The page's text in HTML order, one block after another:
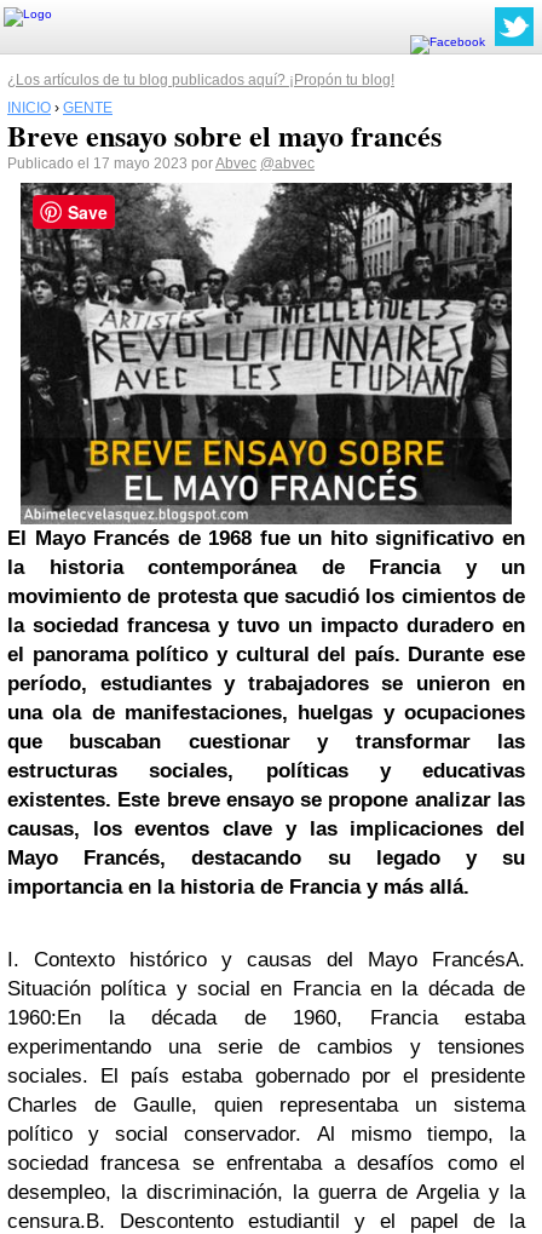
¿Los artículos de tu blog publicados aquí? ¡Propón tu blog!
INICIO › GENTE
Breve ensayo sobre el mayo francés
Publicado el 17 mayo 2023 porAbvec @abvec
El Mayo Francés de 1968 fue un hito significativo en
la historia contemporánea de Francia y un
movimiento de protesta que sacudió los cimientos de
la sociedad francesa y tuvo un impacto duradero en
el panorama político y cultural del país. Durante ese
período, estudiantes y trabajadores se unieron en
una ola de manifestaciones, huelgas y ocupaciones
que buscaban cuestionar y transformar las
estructuras sociales, políticas y educativas
existentes. Este breve ensayo se propone analizar las
causas, los eventos clave y las implicaciones del
Mayo Francés, destacando su legado y su
importancia en la historia de Francia y más allá.
I. Contexto histórico y causas del Mayo FrancésA.
Situación política y social en Francia en la década de
1960:En la década de 1960, Francia estaba
experimentando una serie de cambios y tensiones
sociales. El país estaba gobernado por el presidente
Charles de Gaulle, quien representaba un sistema
político y social conservador. Al mismo tiempo, la
sociedad francesa se enfrentaba a desafíos como el
desempleo, la discriminación, la guerra de Argelia y la
censura.B. Descontento estudiantil y el papel de la
Save